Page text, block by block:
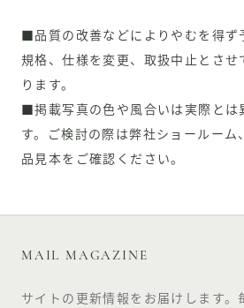
■品質の改善などによりやむを得ず
規格、仕様を変更、取扱中止とさせ
ります。
■掲載写真の色や風合いは実際とは
す。ご検討の際は弊社ショールー
品見本をご確認ください。
MAIL MAGAZINE
サイトの更新情報をお届けします。